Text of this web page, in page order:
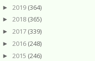
► 2019 (364)
► 2018 (365)
► 2017 (339)
► 2016 (248)
► 2015 (246)